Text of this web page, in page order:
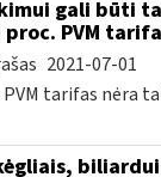
gali būti
PVM
2021-07-01
tarifas nėra